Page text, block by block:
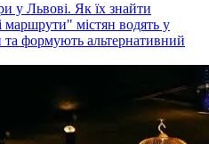
у Львові. Як їх знайти
містян водять у
та формують альтернативний